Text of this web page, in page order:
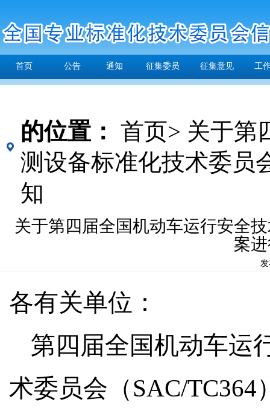
首页 公告 通知 征集委员 征集意见 工
的位置： 首页> 关于第
测设备标准化技术委员
知
关于第四届全国机动车运行安全
案
发
各有关单位：
第四届全国机动车运
术委员会（SAC/